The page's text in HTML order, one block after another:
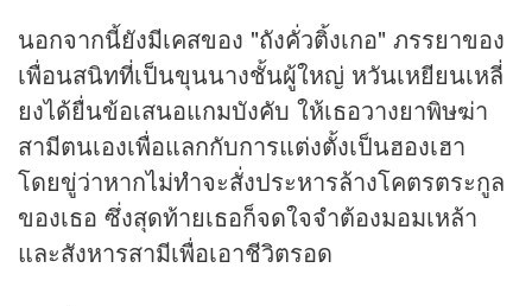
นอกจากนี้ยังมีเคสของ "ถังคั่วติ้งเกอ" ภรรยาของ
เพื่อนสนิทที่เป็นขุนนางชั้นผู้ใหญ่ หวันเหยียนเหลี่
ยงได้ยื่นข้อเสนอแกมบังคับ ให้เธอวางยาพิษฆ่า
สามีตนเองเพื่อแลกกับการแต่งตั้งเป็นฮองเฮา
โดยขู่ว่าหากไม่ทำจะสั่งประหารล้างโคตรตระกูล
ของเธอ ซึ่งสุดท้ายเธอก็จดใจจำต้องมอมเหล้า
และสังหารสามีเพื่อเอาชีวิตรอด